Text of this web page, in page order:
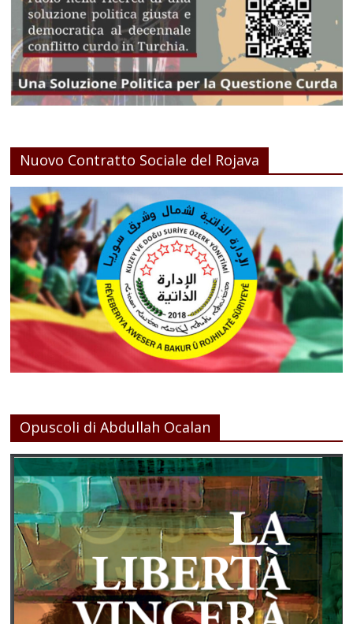
Nuovo Contratto Sociale del Rojava
Opuscoli di Abdullah Ocalan